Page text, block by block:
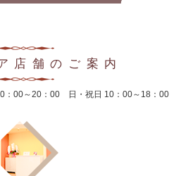
店舗のご案内
：00～20：00 日・祝日 10：00～18：00